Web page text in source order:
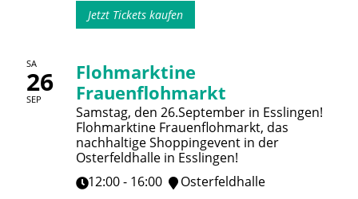
Jetzt Tickets kaufen
SA
26
SEP
Flohmarktine
Frauenflohmarkt
Samstag, den 26.September in Esslingen!
Flohmarktine Frauenflohmarkt, das
nachhaltige Shoppingevent in der
Osterfeldhalle in Esslingen!
12:00 - 16:00
Osterfeldhalle